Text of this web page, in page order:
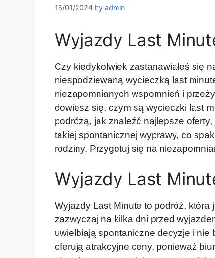
16/01/2024 by admin
Wyjazdy Last
Czy kiedykolwiek zastanawiałeś się
niespodziewaną wycieczką last
niezapomnianych wspomnień i
dowiesz się, czym są wycieczki last
podróżą, jak znaleźć najlepsze
takiej spontanicznej wyprawy, co
rodziny. Przygotuj się na
Wyjazdy Last
Wyjazdy Last Minute to podróż, która
zazwyczaj na kilka dni przed
uwielbiają spontaniczne decyzje i nie
oferują atrakcyjne ceny, ponieważ